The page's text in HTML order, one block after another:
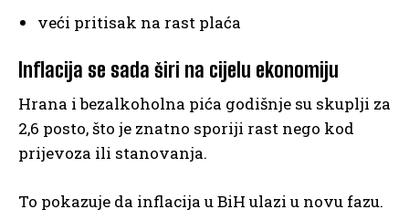
veći pritisak na rast plaća
Inflacija se sada širi na cijelu ekonomiju
Hrana i bezalkoholna pića godišnje su skuplji za
2,6 posto, što je znatno sporiji rast nego kod
prijevoza ili stanovanja.
To pokazuje da inflacija u BiH ulazi u novu fazu.